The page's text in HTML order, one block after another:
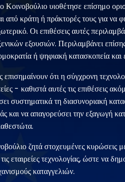
Κοινοβούλιο υιοθέτησε επίσημο
από κράτη ή πράκτορές τους για να
Οι επιθέσεις αυτές
εξουσιών. Περιλαμβάνει
ή ψηφιακή κατασκοπεία
ότι η σύγχρονη
- καθιστά αυτές τις επιθέσεις
συστηματικά τη διασυνοριακή
και να απαγορεύσει την εξαγωγή
ζητά στοχευμένες
εταιρείες τεχνολογίας, ώστε να
καταγγελιών.